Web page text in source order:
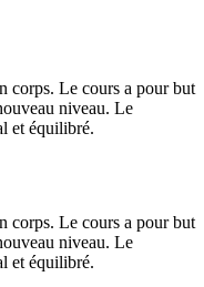
corps. Le cours a pour but
niveau. Le
et équilibré.
corps. Le cours a pour but
niveau. Le
et équilibré.